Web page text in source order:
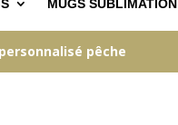
MUGS SUBLIMATION
pêche